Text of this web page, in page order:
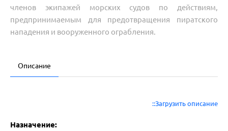
членов экипажей морских судов по действиям,
предпринимаемым для предотвращения пиратского
нападения и вооруженного ограбления.
Описание
::Загрузить описание
Назначение: